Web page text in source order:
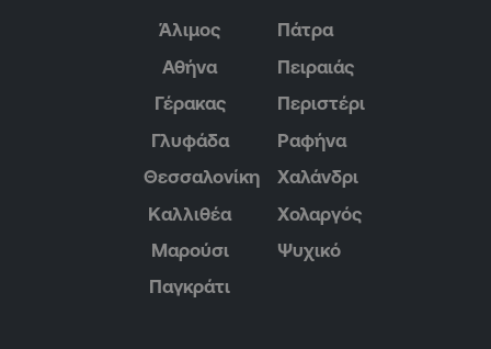
Άλιμος
Αθήνα
Γέρακας
Γλυφάδα
Θεσσαλονίκη
Καλλιθέα
Μαρούσι
Παγκράτι
Πάτρα
Πειραιάς
Περιστέρι
Ραφήνα
Χαλάνδρι
Χολαργός
Ψυχικό